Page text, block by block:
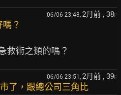
06/06 23:48, 2月前 , 38F
？
06/06 23:51, 2月前 , 39F
了，跟總公司三角比